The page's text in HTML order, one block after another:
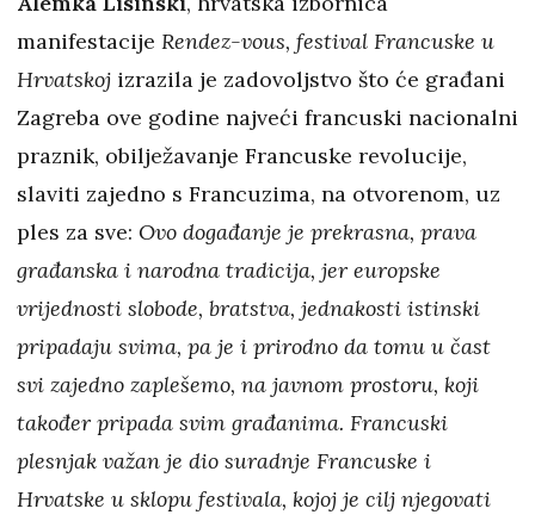
manifestacije Rendez-vous, festival Francuske u
Hrvatskoj izrazila je zadovoljstvo što će građani
Zagreba ove godine najveći francuski nacionalni
praznik, obilježavanje Francuske revolucije,
slaviti zajedno s Francuzima, na otvorenom, uz
ples za sve: Ovo događanje je prekrasna, prava
građanska i narodna tradicija, jer europske
vrijednosti slobode, bratstva, jednakosti istinski
pripadaju svima, pa je i prirodno da tomu u čast
svi zajedno zaplešemo, na javnom prostoru, koji
također pripada svim građanima. Francuski
plesnjak važan je dio suradnje Francuske i
Hrvatske u sklopu festivala, kojoj je cilj njegovati